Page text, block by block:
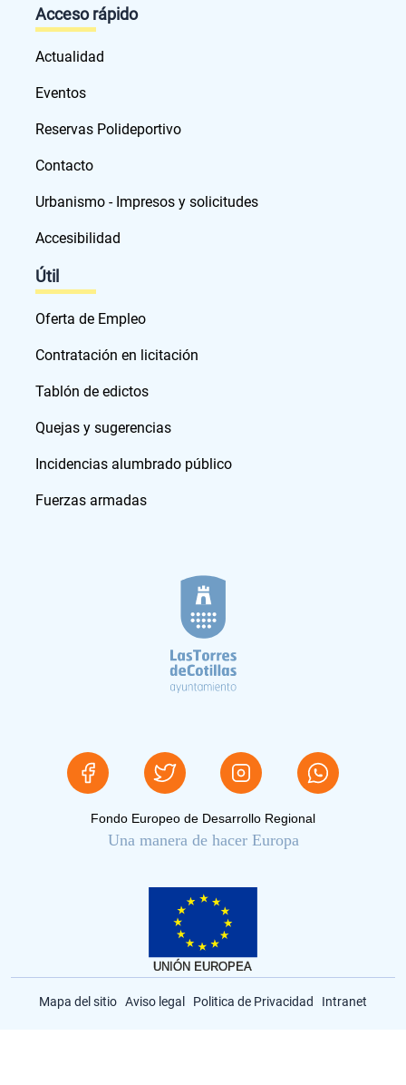
Acceso rápido
Actualidad
Eventos
Reservas Polideportivo
Contacto
Urbanismo - Impresos y solicitudes
Accesibilidad
Útil
Oferta de Empleo
Contratación en licitación
Tablón de edictos
Quejas y sugerencias
Incidencias alumbrado público
Fuerzas armadas
Fondo Europeo de Desarrollo Regional
Una manera de hacer Europa
Mapa del sitio Aviso legal Politica de Privacidad Intranet